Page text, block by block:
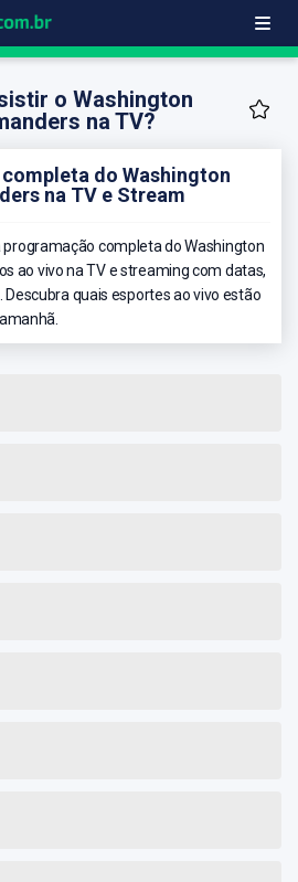
o Washington
na TV?
do Washington
na TV e Stream
completa do Washington
ao vivo na TV e streaming com datas,
Descubra quais esportes ao vivo estão